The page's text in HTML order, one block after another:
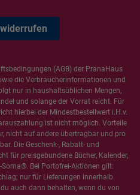
(AGB) der PranaHaus
die Verbraucherinformationen und
nur in haushaltsüblichen Mengen,
und solange der Vorrat reicht. Für
hierbei der Mindestbestellwert i.H.v.
ist nicht möglich. Vorteile
nicht auf andere übertragbar und pro
Die Geschenk-, Rabatt- und
für preisgebundene Bücher, Kalender,
Bei Portofrei-Aktionen gilt:
nur für Lieferungen innerhalb
auch dann behalten, wenn du von